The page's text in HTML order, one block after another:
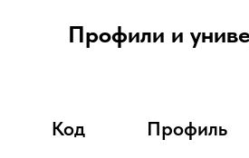
Профили и
Код Профиль